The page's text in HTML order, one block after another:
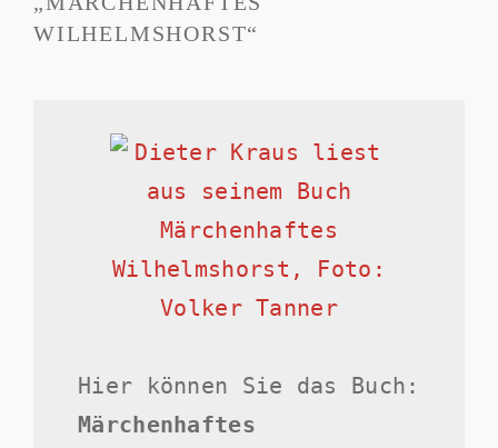
in
WILHELMSHORST“
Hier können Sie das Buch:
Märchenhaftes